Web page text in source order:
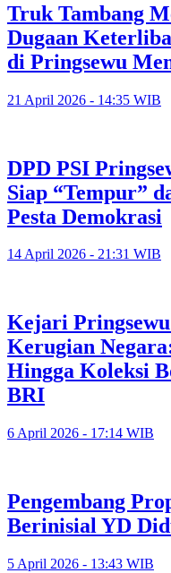
Truk Tambang
Dugaan
di Pringsewu
21 April 2026 - 14:35 WIB
DPD PSI
Siap “Tempur”
Pesta Demokrasi
14 April 2026 - 21:31 WIB
Kejari
Kerugian
Hingga Koleksi
BRI
6 April 2026 - 17:14 WIB
Pengembang
Berinisial YD
5 April 2026 - 13:43 WIB